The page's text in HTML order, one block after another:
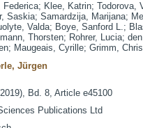
Federica; Klee, Katrin; Todorova,
Saskia; Samardzija, Marijana;
Valda; Boye, Sanford L.;
Thorsten; Rohrer, Lucia;
; Maugeais, Cyrille; Grimm,
Jürgen
Bd. 8, Article e45100
Publications Ltd